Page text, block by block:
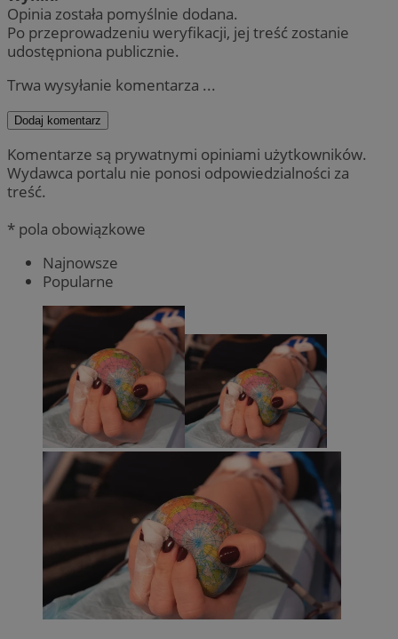
Opinia została pomyślnie dodana.
Po przeprowadzeniu weryfikacji, jej treść zostanie
udostępniona publicznie.
Trwa wysyłanie komentarza ...
Dodaj komentarz
Komentarze są prywatnymi opiniami użytkowników.
Wydawca portalu nie ponosi odpowiedzialności za
treść.
* pola obowiązkowe
Najnowsze
Popularne